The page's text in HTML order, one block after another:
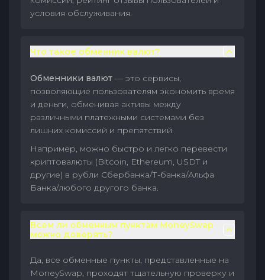
условия обслуживания.
Что такое обменник валют?
Обменники валют — это сервисы,
позволяющие пользователям экономить время
и деньги, обменивая активы между
различными платежными системами без
лишних комиссий и препятствий.
Например, можно быстро и легко перевести
криптовалюты (Bitcoin, Ethereum, USDT и
другие) в рубли Сбербанка/Т-банка/Альфа
Банка/любого другого банка.
Всем ли обменным пунктам MoneySwap
можно доверять?
Да, все обменные пункты, представленные на
MoneySwap, проходят тщательную проверку и